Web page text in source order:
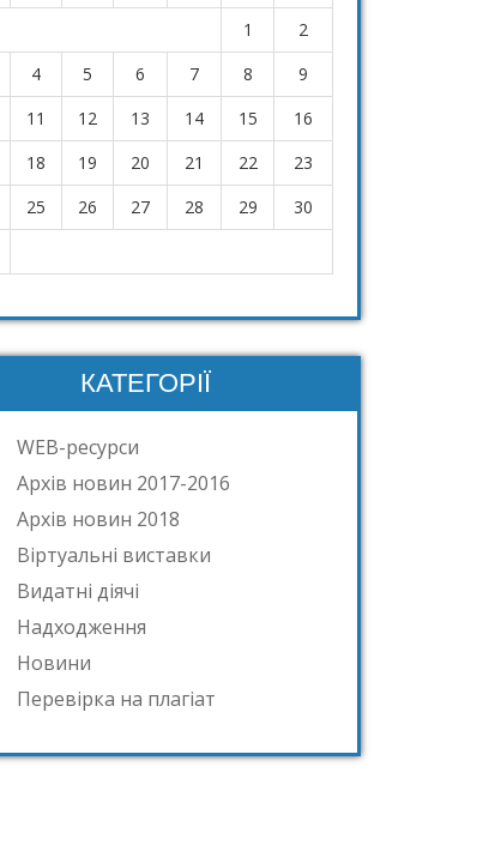
1
2
4 5 6 7 8
9
11 12 13 14 15
16
18 19 20 21 22
23
25 26 27 28 29
30
КАТЕГОРІЇ
WEB-ресурси
Архів новин 2017-2016
Архів новин 2018
Віртуальні виставки
Видатні діячі
Надходження
Новини
Перевірка на плагіат